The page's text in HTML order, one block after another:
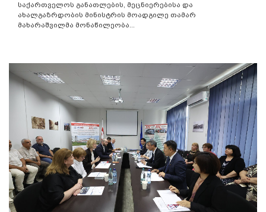
საქართველოს განათლების, მეცნიერებისა და
ახალგაზრდობის მინისტრის მოადგილე თამარ
მახარაშვილმა მონაწილეობა...